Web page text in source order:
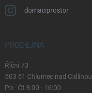
domaciprostor
PRODEJNA
Říční 73
503 51 Chlumec nad Cidlinou
Po - Čt 8:00 - 16:00